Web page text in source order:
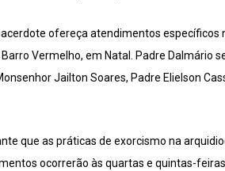
ofereça atendimentos específicos
Vermelho, em Natal. Padre Dalmário
Jailton Soares, Padre Elielson
que as práticas de exorcismo na
ocorrerão às quartas e quintas-